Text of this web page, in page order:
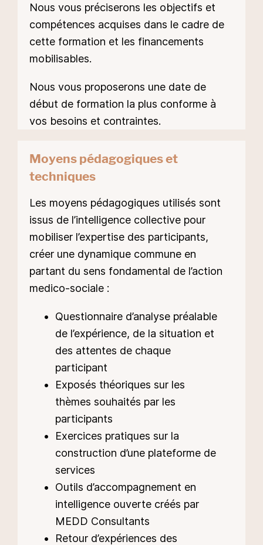
Nous vous préciserons les objectifs et
compétences acquises dans le cadre de
cette formation et les financements
mobilisables.
Nous vous proposerons une date de
début de formation la plus conforme à
vos besoins et contraintes.
Moyens pédagogiques et
techniques
Les moyens pédagogiques utilisés sont
issus de l’intelligence collective pour
mobiliser l’expertise des participants,
créer une dynamique commune en
partant du sens fondamental de l’action
medico-sociale :
Questionnaire d’analyse préalable
de l’expérience, de la situation et
des attentes de chaque
participant
Exposés théoriques sur les
thèmes souhaités par les
participants
Exercices pratiques sur la
construction d’une plateforme de
services
Outils d’accompagnement en
intelligence ouverte créés par
MEDD Consultants
Retour d’expériences des